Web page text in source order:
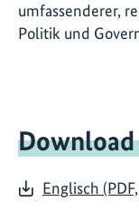
umfassenderer,
Politik und
Englisch